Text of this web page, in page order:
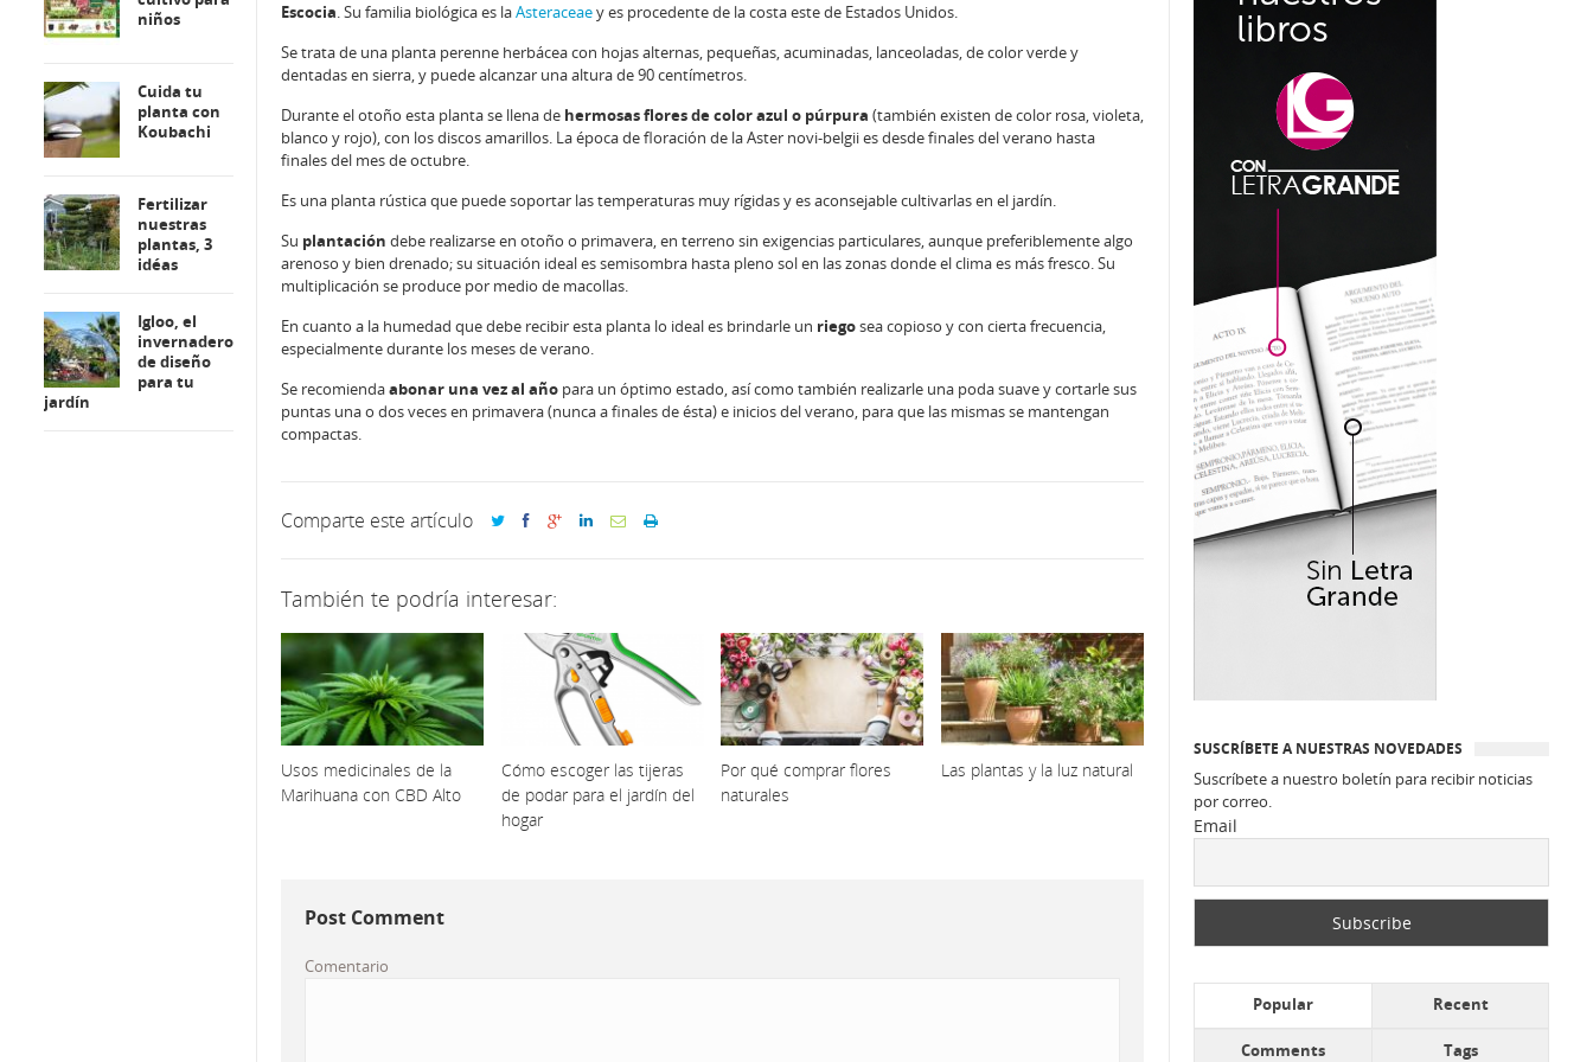
Escocia. Su familia biológica es laAsteraceaey es procedente de la costa este de Estados Unidos.
Se trata de una planta perenne herbácea con hojas alternas, pequeñas, acuminadas, lanceoladas, de color verde y
dentadas en sierra, y puede alcanzar una altura de 90 centímetros.
Durante el otoño esta planta se llena de hermosas flores de color azul o púrpura (también existen de color rosa, violeta,
blanco y rojo), con los discos amarillos. La época de floración de la Aster novi-belgii es desde finales del verano hasta
finales del mes de octubre.
Es una planta rústica que puede soportar las temperaturas muy rígidas y es aconsejable cultivarlas en el jardín.
Su plantación debe realizarse en otoño o primavera, en terreno sin exigencias particulares, aunque preferiblemente algo
arenoso y bien drenado; su situación ideal es semisombra hasta pleno sol en las zonas donde el clima es más fresco. Su
multiplicación se produce por medio de macollas.
En cuanto a la humedad que debe recibir esta planta lo ideal es brindarle un riegosea copioso y con cierta frecuencia,
especialmente durante los meses de verano.
Se recomiendaabonar una vez al año para un óptimo estado, así como también realizarle una poda suave y cortarle sus
puntas una o dos veces en primavera (nunca a finales de ésta) e inicios del verano, para que las mismas se mantengan
compactas.
Comparte este artículo
También te podría interesar:
Usos medicinales de la
Marihuana con CBD Alto
Cómo escoger las tijeras
de podar para el jardín del
hogar
Por qué comprar flores
naturales
Las plantas y la luz natural
Post Comment
Comentario
niños
Cuida tu
planta con
Koubachi
Fertilizar
nuestras
plantas, 3
idéas
Igloo, el
invernadero
de diseño
para tu
jardín
SUSCRÍBETE A NUESTRAS NOVEDADES
Suscríbete a nuestro boletín para recibir noticias
por correo.
Email
Popular Recent
Comments Tags